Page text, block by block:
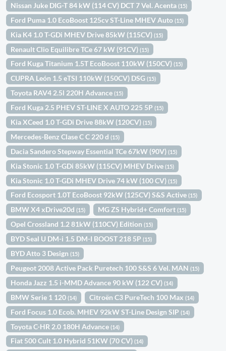
Nissan Juke DIG-T 84 kW (114 CV) DCT 7 Vel. Acenta(15)
Ford Puma 1.0 EcoBoost 125cv ST-Line MHEV Auto(15)
Kia K4 1.0 T-GDi MHEV Drive 85kW (115CV)(15)
Renault Clio Equilibre TCe 67 kW (91CV)(15)
Ford Kuga Titanium 1.5T EcoBoost 110kW (150CV)(15)
CUPRA León 1.5 eTSI 110kW (150CV) DSG(15)
Toyota RAV4 2.5l 220H Advance(15)
Ford Kuga 2.5 PHEV ST-LINE X AUTO 225 5P(15)
Kia XCeed 1.0 T-GDi Drive 88kW (120CV)(15)
Mercedes-Benz Clase C C 220 d(15)
Dacia Sandero Stepway Essential TCe 67kW (90V)(15)
Kia Stonic 1.0 T-GDi 85kW (115CV) MHEV Drive(15)
Kia Stonic 1.0 T-GDi MHEV Drive 74 kW (100 CV)(15)
Ford Ecosport 1.0T EcoBoost 92kW (125CV) S&S Active(15)
BMW X4 xDrive20d(15) MG ZS Hybrid+ Comfort(15)
Opel Crossland 1.2 81kW (110CV) Edition(15)
BYD Seal U DM-i 1.5 DM-I BOOST 218 5P(15)
BYD Atto 3 Design(15)
Peugeot 2008 Active Pack Puretech 100 S&S 6 Vel. MAN(15)
Honda Jazz 1.5 i-MMD Advance 90 kW (122 CV)(14)
BMW Serie 1 120(14) Citroën C3 PureTech 100 Max(14)
Ford Focus 1.0 Ecob. MHEV 92kW ST-Line Design SIP(14)
Toyota C-HR 2.0 180H Advance(14)
Fiat 500 Cult 1.0 Hybrid 51KW (70 CV)(14)